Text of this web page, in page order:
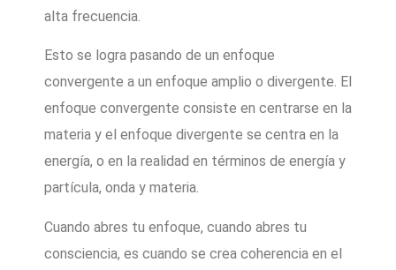
alta frecuencia.
Esto se logra pasando de un enfoque
convergente a un enfoque amplio o divergente. El
enfoque convergente consiste en centrarse en la
materia y el enfoque divergente se centra en la
energía, o en la realidad en términos de energía y
partícula, onda y materia.
Cuando abres tu enfoque, cuando abres tu
consciencia, es cuando se crea coherencia en el